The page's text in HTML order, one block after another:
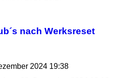
nach Werksreset
2024 19:38